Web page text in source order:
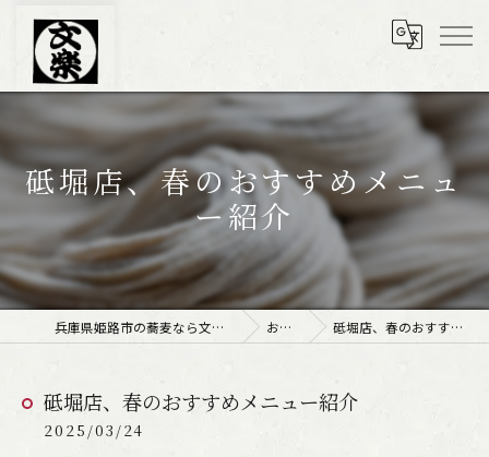
砥堀店、春のおすすめメニュ
ー紹介
兵庫県姫路市の蕎麦なら文楽皿そば 姫路駅南店 お知らせ 砥堀店、春のおすすめメニュー紹介
砥堀店、春のおすすめメニュー紹介
2025/03/24